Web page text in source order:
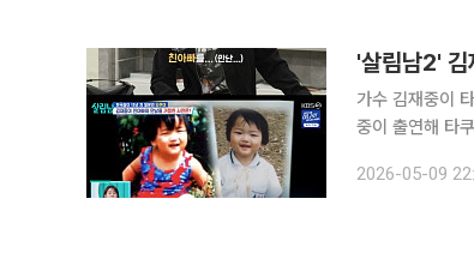
가수 김재중이 타쿠야의 가족사를
중이 출연해 타쿠야와 가족사의
2026-05-09